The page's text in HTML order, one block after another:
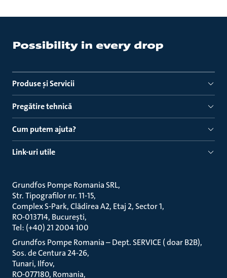
Produse ṣi Servicii
Pregătire tehnică
Cum putem ajuta?
Link-uri utile
Grundfos Pompe Romania SRL
Str. Tipografilor nr. 11-15
Complex S-Park, Clădirea A2, Etaj 2, Sector 1
RO-013714, București
Tel: (+40) 21 2004 100
Grundfos Pompe Romania – Dept. SERVICE ( doar B2B)
Sos. de Centura 24-26
Tunari, Ilfov
RO-077180, Romania